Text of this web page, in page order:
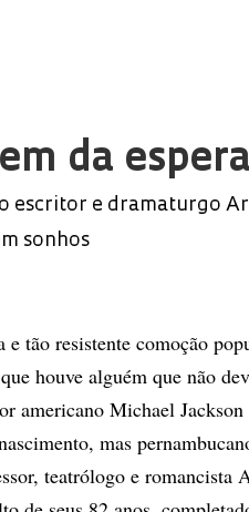
da
escritor e dramaturgo
sonhos
e tão resistente comoção
houve alguém que não
americano Michael
mas
teatrólogo e romancista